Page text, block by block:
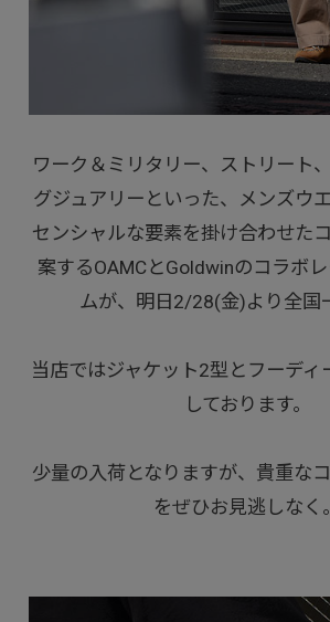
ワーク＆ミリタリー、ストリート
グジュアリーといった、メンズウ
センシャルな要素を掛け合わせた
案するOAMCとGoldwinのコラボ
ムが、明日2/28(金)より全国
当店ではジャケット2型とフーディ
しております。
少量の入荷となりますが、貴重な
をぜひお見逃しなく。